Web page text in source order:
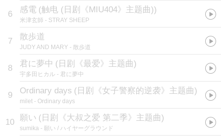
6 感電 (触电 (日剧《MIU404》主题曲))
米津玄師 - STRAY SHEEP
7 散歩道
JUDY AND MARY - 散歩道
8 君に夢中 ( 日剧《最爱》主题曲)
宇多田ヒカル - 君に夢中
9 Ordinary days ( 日剧《女子警察的逆袭》主题曲)
milet - Ordinary days
10 願い ( 日剧《大叔之爱 第二季》主题曲)
sumika - 願い / ハイヤーグラウンド